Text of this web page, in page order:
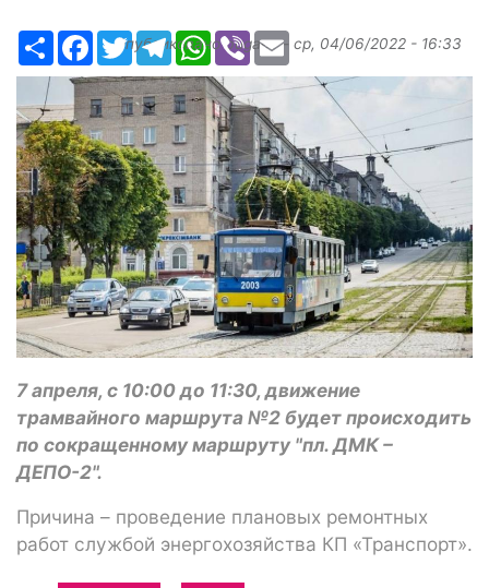
РесурсFacebook
TwitterTelegramWhatsApp
Viber Email
Опубликованоbugaev- ср, 04/06/2022 - 16:33
7 апреля, с 10:00 до 11:30, движение
трамвайного маршрута №2 будет происходить
по сокращенному маршруту "пл. ДМК –
ДЕПО-2".
Причина – проведение плановых ремонтных
работ службой энергохозяйства КП «Транспорт».